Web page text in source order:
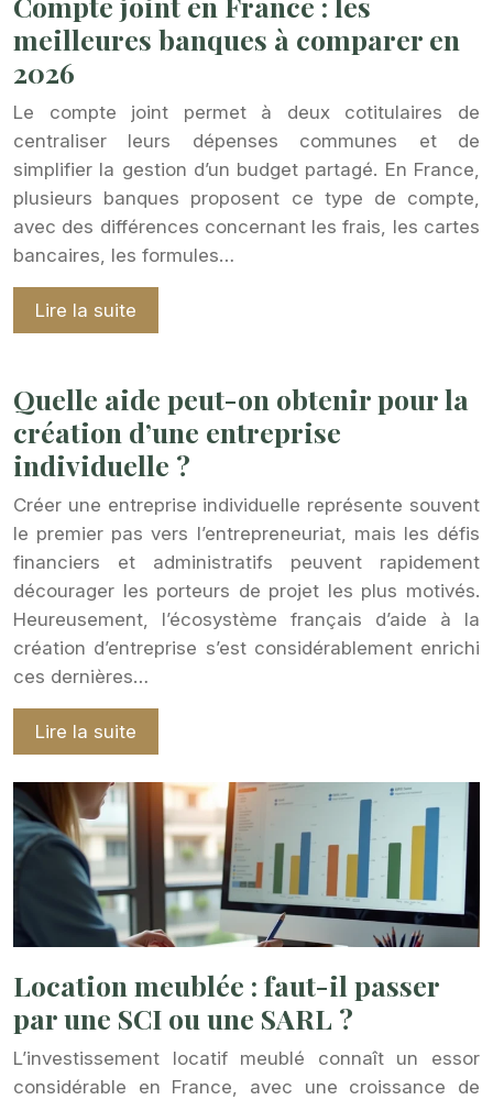
meilleures banques à comparer en
2026
Le compte joint permet à deux cotitulaires de
centraliser leurs dépenses communes et de
simplifier la gestion d’un budget partagé. En France,
plusieurs banques proposent ce type de compte,
avec des différences concernant les frais, les cartes
bancaires, les formules…
Lire la suite
Quelle aide peut-on obtenir pour la
création d’une entreprise
individuelle ?
Créer une entreprise individuelle représente souvent
le premier pas vers l’entrepreneuriat, mais les défis
financiers et administratifs peuvent rapidement
décourager les porteurs de projet les plus motivés.
Heureusement, l’écosystème français d’aide à la
création d’entreprise s’est considérablement enrichi
ces dernières…
Lire la suite
Location meublée : faut-il passer
par une SCI ou une SARL ?
L’investissement locatif meublé connaît un essor
considérable en France, avec une croissance de